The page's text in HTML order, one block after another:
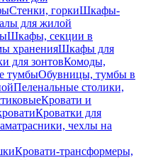
Стенки, горкиШкафы-
для жилой
Шкафы, секции в
храненияШкафы для
для зонтовКомоды,
тумбыОбувницы, тумбы в
Пеленальные столики,
Кровати и
Кроватки для
чехлы на
Кровати-трансформеры,